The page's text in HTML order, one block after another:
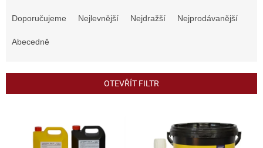
r
Doporučujeme Nejlevnější Nejdražší Nejprodávanější
Abecedně
OTEVŘÍT FILTR